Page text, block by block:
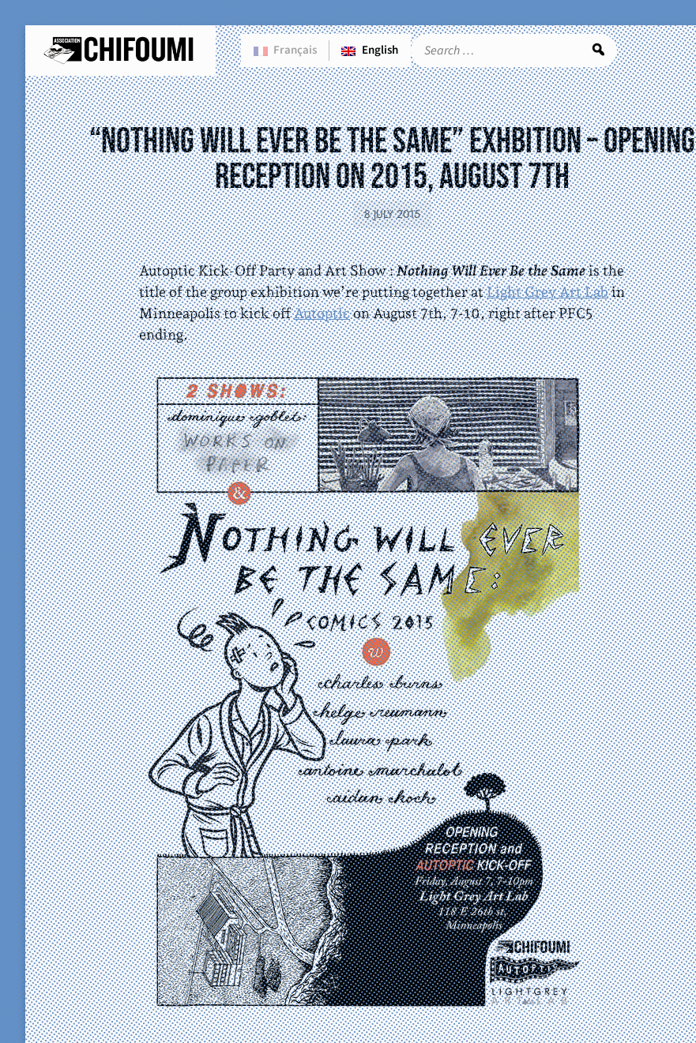
Français English Search
“Nothing Will Ever Be the Same” exhbition – opening
reception on 2015, august 7th
8 JULY 2015
Autoptic Kick-Off Party and Art Show :Nothing Will Ever Be the Sameis the
title of the group exhibition we’re putting together atLight Grey Art Labin
Minneapolis to kick offAutopticon August 7th, 7-10, right after PFC5
ending.